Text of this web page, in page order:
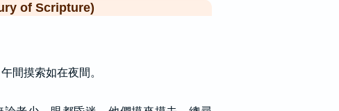
of Scripture)
間摸索如在夜間。